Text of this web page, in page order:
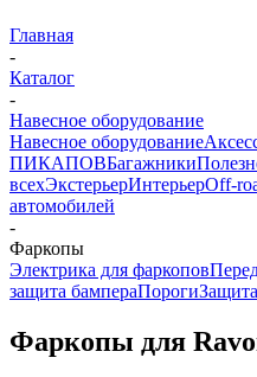
Главная
-
Каталог
-
Навесное оборудование
Навесное оборудование
ПИКАПОВБагажники
всехЭкстерьерИнтерьерOff-
автомобилей
-
Фаркопы
Электрика для фаркопов
защита бампераПороги
Фаркопы для